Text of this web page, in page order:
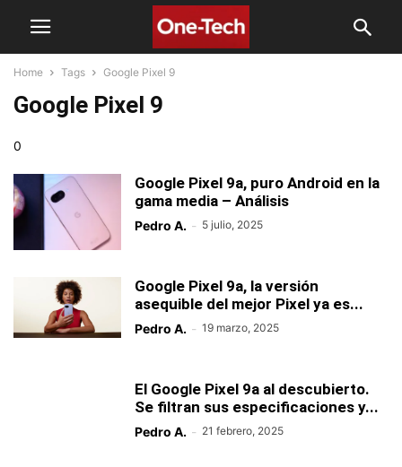
Home Tags Google Pixel 9
Google Pixel 9
0
Google Pixel 9a, puro Android en la
gama media – Análisis
Pedro A. - 5 julio, 2025
Google Pixel 9a, la versión
asequible del mejor Pixel ya es...
Pedro A. - 19 marzo, 2025
El Google Pixel 9a al descubierto.
Se filtran sus especificaciones y...
Pedro A. - 21 febrero, 2025